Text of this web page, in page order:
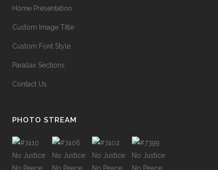
Home Presentation
Custom Image Title
Custom Font Style
Parallax Sections
Contact Us
PHOTO STREAM